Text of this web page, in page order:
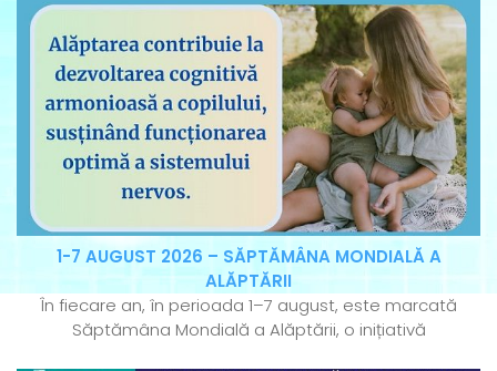
1-7 AUGUST 2026 – SĂPTĂMÂNA MONDIALĂ A
ALĂPTĂRII
În fiecare an, în perioada 1–7 august, este marcată
Săptămâna Mondială a Alăptării, o inițiativă